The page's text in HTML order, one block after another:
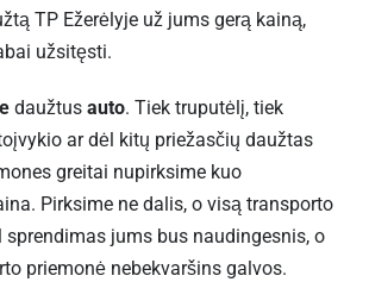
TP Ežerėlyje už jums gerą kainą,
užsitęsti.
daužtus auto. Tiek truputėlį, tiek
ar dėl kitų priežasčių daužtas
greitai nupirksime kuo
Pirksime ne dalis, o visą transporto
sprendimas jums bus naudingesnis, o
priemonė nebekvaršins galvos.